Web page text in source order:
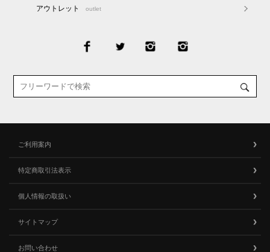
アウトレット outlet
ご利用案内
特定商取引法表示
個人情報の取扱い
サイトマップ
お問い合わせ